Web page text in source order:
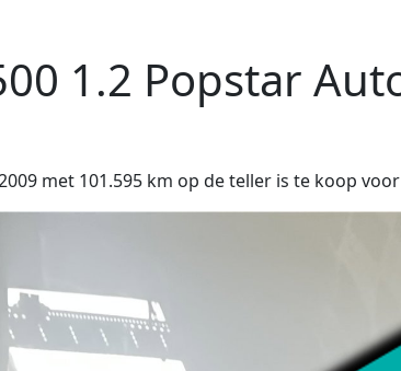
1.2 Popstar
2009 met 101.595 km op de teller is te koop